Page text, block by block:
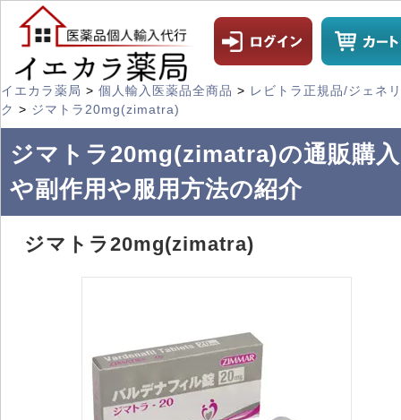
イエカラ薬局 > 個人輸入医薬品全商品 > レビトラ正規品/ジェネ
ク > ジマトラ20mg(zimatra)
ジマトラ20mg(zimatra)の通販購入
や副作用や服用方法の紹介
ジマトラ20mg(zimatra)